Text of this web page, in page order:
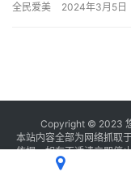
全民爱美 2024年3月5日
Copyright © 2023
本站内容全部为网络抓取
依据，如有不适请立即停